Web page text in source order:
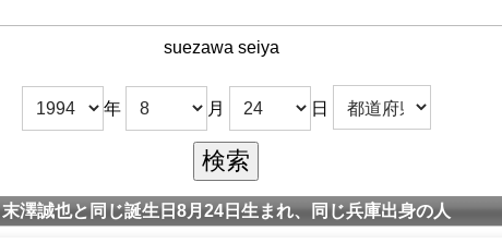
suezawa seiya
年 月 日
末澤誠也と同じ誕生日8月24日生まれ、同じ兵庫出身の人